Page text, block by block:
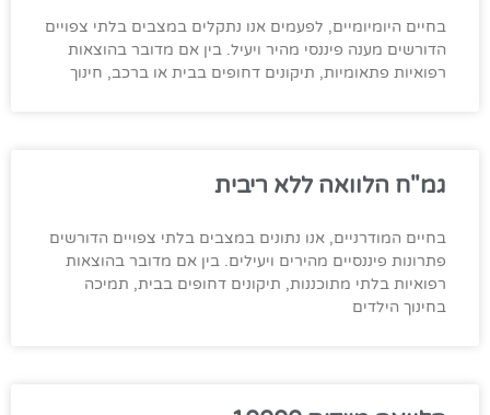
בחיים היומיומיים, לפעמים אנו נתקלים במצבים בלתי צפויים
הדורשים מענה פיננסי מהיר ויעיל. בין אם מדובר בהוצאות
רפואיות פתאומיות, תיקונים דחופים בבית או ברכב, חינוך
גמ"ח הלוואה ללא ריבית
בחיים המודרניים, אנו נתונים במצבים בלתי צפויים הדורשים
פתרונות פיננסיים מהירים ויעילים. בין אם מדובר בהוצאות
רפואיות בלתי מתוכננות, תיקונים דחופים בבית, תמיכה
בחינוך הילדים